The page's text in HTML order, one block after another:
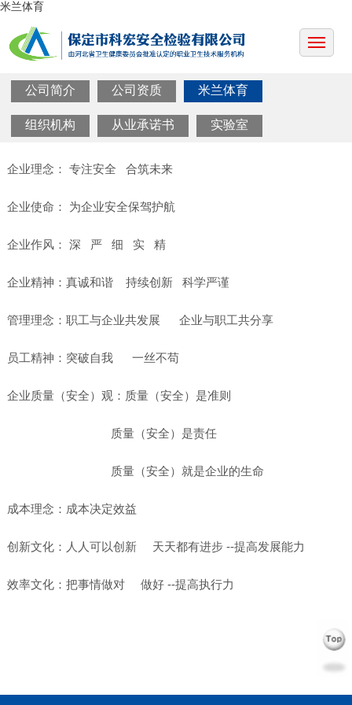
米兰体育
公司简介 公司资质 米兰体育
组织机构 从业承诺书 实验室
企业理念： 专注安全 合筑未来
企业使命： 为企业安全保驾护航
企业作风： 深 严 细 实 精
企业精神：真诚和谐 持续创新 科学严谨
管理理念：职工与企业共发展 企业与职工共分享
员工精神：突破自我 一丝不苟
企业质量（安全）观：质量（安全）是准则
质量（安全）是责任
质量（安全）就是企业的生命
成本理念：成本决定效益
创新文化：人人可以创新 天天都有进步 --提高发展能力
效率文化：把事情做对 做好 --提高执行力